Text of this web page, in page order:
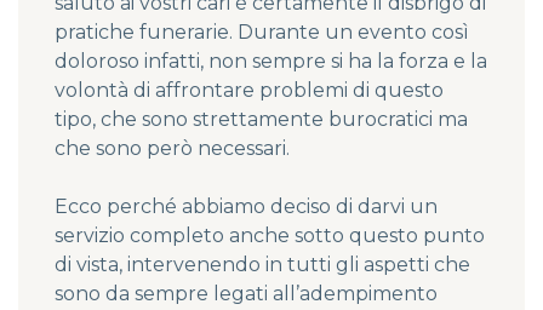
pratiche funerarie. Durante un evento così
doloroso infatti, non sempre si ha la forza e la
volontà di affrontare problemi di questo
tipo, che sono strettamente burocratici ma
che sono però necessari.
Ecco perché abbiamo deciso di darvi un
servizio completo anche sotto questo punto
di vista, intervenendo in tutti gli aspetti che
sono da sempre legati all’adempimento